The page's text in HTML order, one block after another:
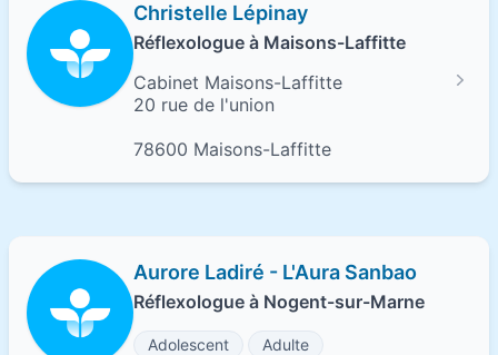
Christelle Lépinay
Réflexologue à Maisons-Laffitte
Cabinet Maisons-Laffitte
20 rue de l'union
78600 Maisons-Laffitte
Aurore Ladiré - L'Aura Sanbao
Réflexologue à Nogent-sur-Marne
Adolescent
Adulte